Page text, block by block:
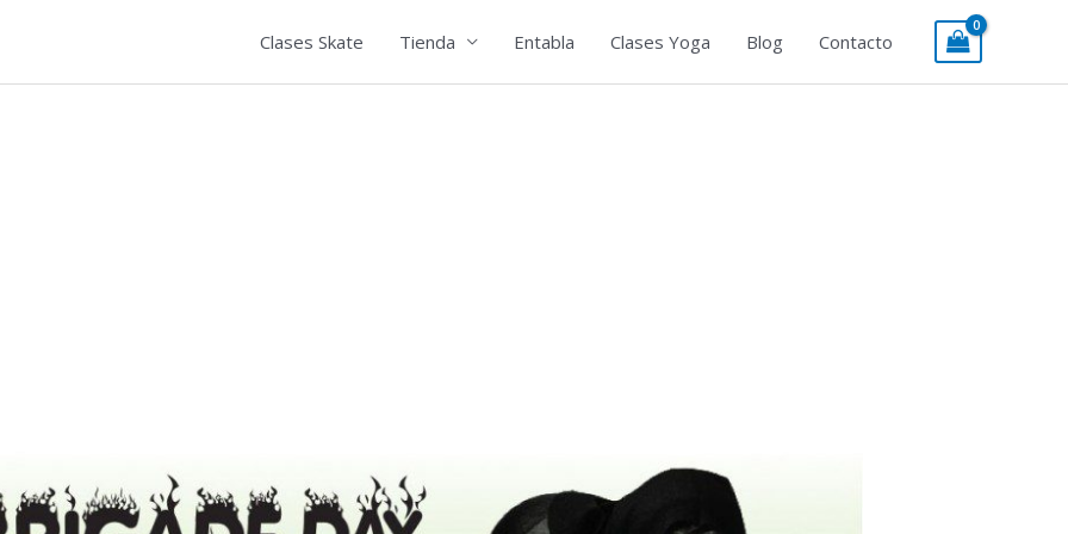
Clases Skate Tienda Entabla Clases Yoga Blog Contacto